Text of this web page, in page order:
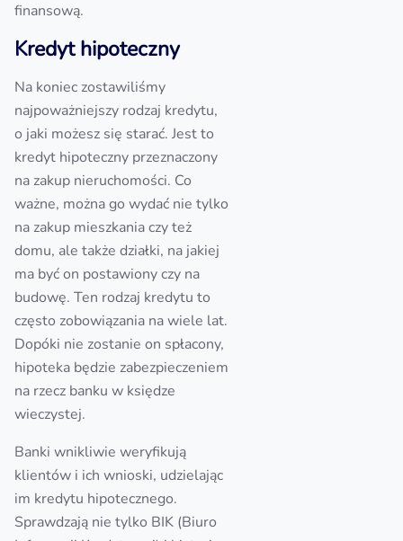
finansową.
Kredyt hipoteczny
Na koniec zostawiliśmy
najpoważniejszy rodzaj kredytu,
o jaki możesz się starać. Jest to
kredyt hipoteczny przeznaczony
na zakup nieruchomości. Co
ważne, można go wydać nie tylko
na zakup mieszkania czy też
domu, ale także działki, na jakiej
ma być on postawiony czy na
budowę. Ten rodzaj kredytu to
często zobowiązania na wiele lat.
Dopóki nie zostanie on spłacony,
hipoteka będzie zabezpieczeniem
na rzecz banku w księdze
wieczystej.
Banki wnikliwie weryfikują
klientów i ich wnioski, udzielając
im kredytu hipotecznego.
Sprawdzają nie tylko BIK (Biuro